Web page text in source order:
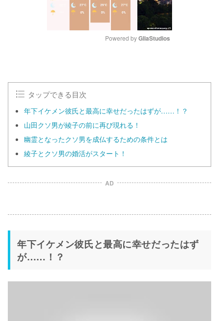
Powered by GliaStudios
タップできる目次
年下イケメン彼氏と最高に幸せだったはずが……！？
山田クソ男が綾子の前に再び現れる！
幽霊となったクソ男を成仏するための条件とは
綾子とクソ男の婚活がスタート！
AD
年下イケメン彼氏と最高に幸せだったはず
が……！？